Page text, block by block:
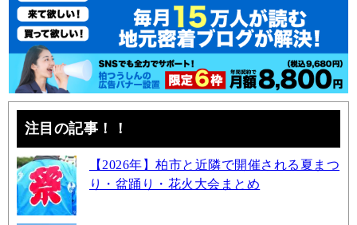
注目の記事！！
【2026年】柏市と近隣で開催される夏まつ
り・盆踊り・花火大会まとめ